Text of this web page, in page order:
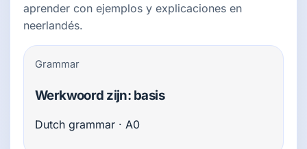
aprender con ejemplos y explicaciones en
neerlandés.
Grammar
Werkwoord zijn: basis
Dutch grammar · A0